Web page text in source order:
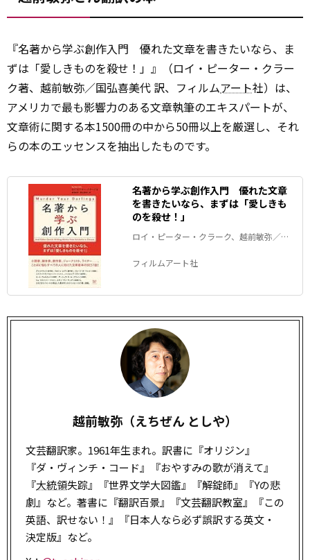
『名著から学ぶ創作入門 優れた文章を書きたいなら、ま
ずは「愛しきものを殺せ！」』（ロイ・ピーター・クラー
ク著、越前敏弥／国弘喜美代 訳、フィルムアート社）は、
アメリカで最も影響力のある文章執筆のエキスパートが、
文章術に関する本1500冊の中から50冊以上を厳選し、それ
らの本のエッセンスを抽出したものです。
名著から学ぶ創作入門 優れた文章
を書きたいなら、まずは「愛しきも
のを殺せ！」
ロイ・ピーター・クラーク、越前敏弥／国
フィルムアート社
越前敏弥（えちぜん としや）
文芸翻訳家。1961年生まれ。訳書に『オリジン』
『ダ・ヴィンチ・コード』『おやすみの歌が消えて』
『大統領失踪』『世界文学大図鑑』『解錠師』『Yの悲
劇』など。著書に『翻訳百景』『文芸翻訳教室』『この
英語、訳せない！』『日本人なら必ず誤訳する英文・
決定版』など。